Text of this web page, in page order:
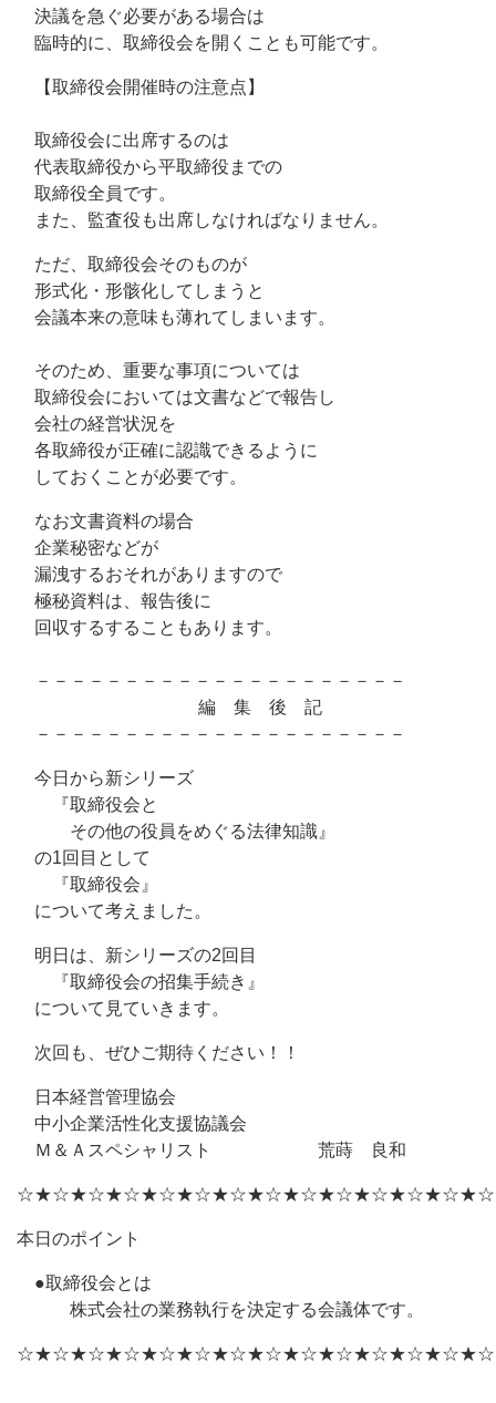
決議を急ぐ必要がある場合は
臨時的に、取締役会を開くことも可能です。
【取締役会開催時の注意点】
取締役会に出席するのは
代表取締役から平取締役までの
取締役全員です。
また、監査役も出席しなければなりません。
ただ、取締役会そのものが
形式化・形骸化してしまうと
会議本来の意味も薄れてしまいます。
そのため、重要な事項については
取締役会においては文書などで報告し
会社の経営状況を
各取締役が正確に認識できるように
しておくことが必要です。
なお文書資料の場合
企業秘密などが
漏洩するおそれがありますので
極秘資料は、報告後に
回収するすることもあります。
－－－－－－－－－－－－－－－－－－－－－
編 集 後 記
－－－－－－－－－－－－－－－－－－－－－
今日から新シリーズ
『取締役会と
その他の役員をめぐる法律知識』
の1回目として
『取締役会』
について考えました。
明日は、新シリーズの2回目
『取締役会の招集手続き』
について見ていきます。
次回も、ぜひご期待ください！！
日本経営管理協会
中小企業活性化支援協議会
Ｍ＆Ａスペシャリスト 荒蒔 良和
本日のポイント
●取締役会とは
株式会社の業務執行を決定する会議体です。